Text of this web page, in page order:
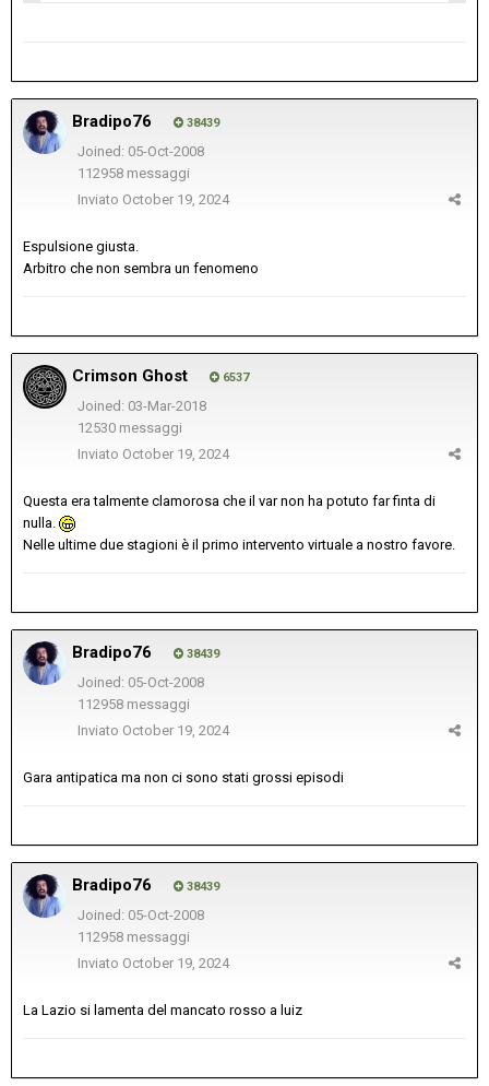
Bradipo76 38439
Joined: 05-Oct-2008
112958 messaggi
Inviato October 19, 2024
Espulsione giusta.
Arbitro che non sembra un fenomeno
Crimson Ghost 6537
Joined: 03-Mar-2018
12530 messaggi
Inviato October 19, 2024
Questa era talmente clamorosa che il var non ha potuto far finta di
nulla.
Nelle ultime due stagioni è il primo intervento virtuale a nostro favore.
Bradipo76 38439
Joined: 05-Oct-2008
112958 messaggi
Inviato October 19, 2024
Gara antipatica ma non ci sono stati grossi episodi
Bradipo76 38439
Joined: 05-Oct-2008
112958 messaggi
Inviato October 19, 2024
La Lazio si lamenta del mancato rosso a luiz